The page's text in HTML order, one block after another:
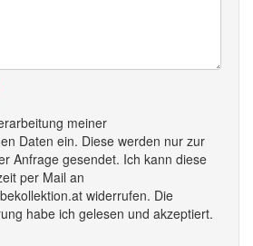
meiner
Daten ein. Diese werden nur zur
Anfrage gesendet. Ich kann diese
per Mail an
widerrufen. Die
habe ich gelesen und akzeptiert.